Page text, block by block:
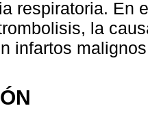
respiratoria. En
la
infartos